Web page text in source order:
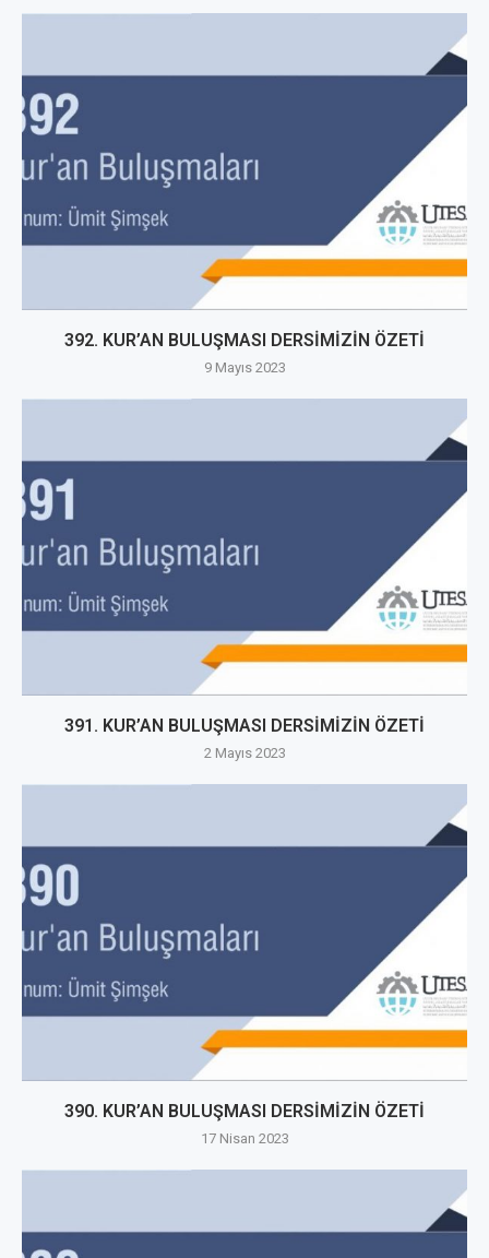
392. KUR’AN BULUŞMASI DERSİMİZİN ÖZETİ
9 Mayıs 2023
391. KUR’AN BULUŞMASI DERSİMİZİN ÖZETİ
2 Mayıs 2023
390. KUR’AN BULUŞMASI DERSİMİZİN ÖZETİ
17 Nisan 2023